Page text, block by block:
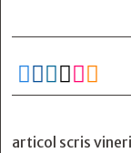
     
articol scris